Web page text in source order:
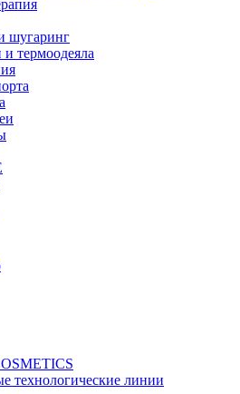
шугаринг
термоодеяла
технологические линии